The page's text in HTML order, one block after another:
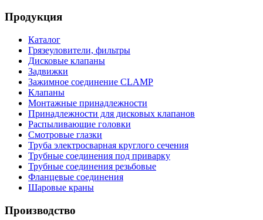
Продукция
Каталог
Грязеуловители, фильтры
Дисковые клапаны
Задвижки
Зажимное соединение CLAMP
Клапаны
Монтажные принадлежности
Принадлежности для дисковых клапанов
Распыливающие головки
Смотровые глазки
Труба электросварная круглого сечения
Трубные соединения под приварку
Трубные соединения резьбовые
Фланцевые соединения
Шаровые краны
Производство